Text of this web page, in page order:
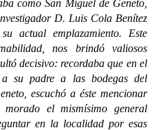
como San Miguel de Geneto,
D. Luis Cola Benítez
actual emplazamiento. Este
nos brindó valiosos
decisivo: recordaba que en el
su padre a las bodegas del
escuchó a éste mencionar
el mismísimo general
en la localidad por esas